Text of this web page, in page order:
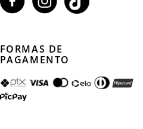
FORMAS DE
PAGAMENTO